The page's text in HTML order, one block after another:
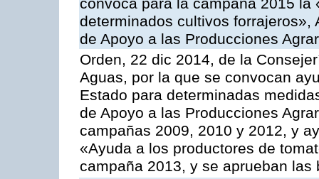
convoca para la campaña 2015 la
determinados cultivos forrajeros»,
de Apoyo a las Producciones
Orden, 22 dic 2014, de la
Aguas, por la que se convocan
Estado para determinadas
de Apoyo a las Producciones
campañas 2009, 2010 y 2012, y
«Ayuda a los productores de
campaña 2013, y se aprueban